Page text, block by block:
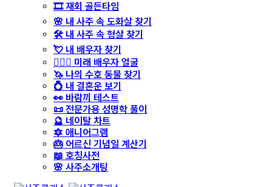
🎞️ 재회 골든타임
🌸 내 사주 속 도화살 찾기
🛠️ 내 사주 속 형살 찾기
💘 내 배우자 찾기
👩‍❤️‍👨 미래 배우자 얼굴
🦄 나의 수호 동물 찾기
💍 내 결혼운 보기
👀 바람끼 테스트
📜 전문가용 성명학 풀이
🔮 네이탈 차트
🔯 애니어그램
🎂 어르신 기념일 계산기
📖 호칭사전
🌸 사주소개팅